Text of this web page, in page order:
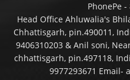
PhonePe
Head Office Ahluwalia's
Chhattisgarh, pin.490011,
9406310203 & Anil soni,
chhattisgarh, pin.497118,
9977293671 Email-